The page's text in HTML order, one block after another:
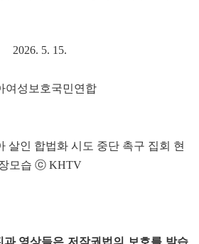
2026. 5. 15.
여성보호국민연합
살인 합법화 시도 중단 촉구 집회 현
모습 ⓒ KHTV
영상들은 저작권법의 보호를 받습